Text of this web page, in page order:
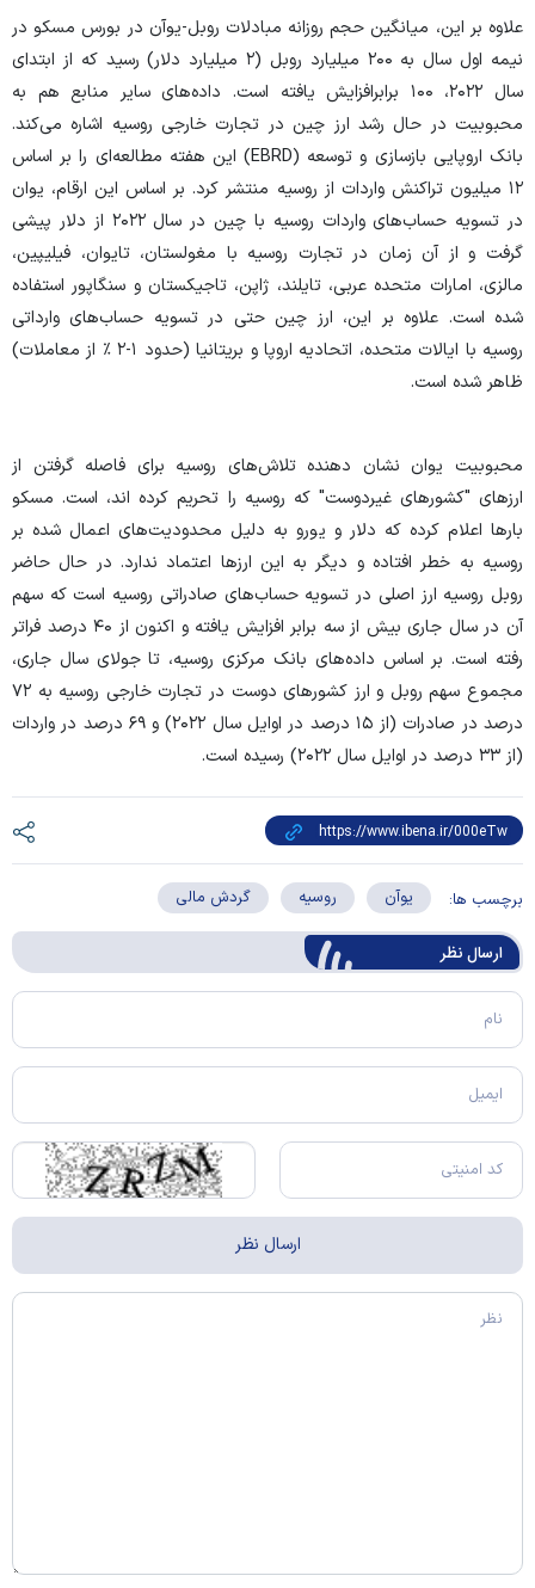
علاوه بر این، میانگین حجم روزانه مبادلات روبل-یوآن در بورس مسکو در
نیمه اول سال به ۲۰۰ میلیارد روبل (۲ میلیارد دلار) رسید که از ابتدای
سال ۲۰۲۲، ۱۰۰ برابرافزایش یافته است. داده‌های سایر منابع هم به
محبوبیت در حال رشد ارز چین در تجارت خارجی روسیه اشاره می‌کند.
بانک اروپایی بازسازی و توسعه (EBRD) این هفته مطالعه‌ای را بر اساس
۱۲ میلیون تراکنش واردات از روسیه منتشر کرد. بر اساس این ارقام، یوان
در تسویه حساب‌های واردات روسیه با چین در سال ۲۰۲۲ از دلار پیشی
گرفت و از آن زمان در تجارت روسیه با مغولستان، تایوان، فیلیپین،
مالزی، امارات متحده عربی، تایلند، ژاپن، تاجیکستان و سنگاپور استفاده
شده است. علاوه بر این، ارز چین حتی در تسویه حساب‌های وارداتی
روسیه با ایالات متحده، اتحادیه اروپا و بریتانیا (حدود ۱-۲ ٪ از معاملات)
ظاهر شده است.
محبوبیت یوان نشان دهنده تلاش‌های روسیه برای فاصله گرفتن از
ارز‌های "کشور‌های غیردوست" که روسیه را تحریم کرده اند، است. مسکو
بار‌ها اعلام کرده که دلار و یورو به دلیل محدودیت‌های اعمال شده بر
روسیه به خطر افتاده و دیگر به این ارز‌ها اعتماد ندارد. در حال حاضر
روبل روسیه ارز اصلی در تسویه حساب‌های صادراتی روسیه است که سهم
آن در سال جاری بیش از سه برابر افزایش یافته و اکنون از ۴۰ درصد فراتر
رفته است. بر اساس داده‌های بانک مرکزی روسیه، تا جولای سال جاری،
مجموع سهم روبل و ارز کشور‌های دوست در تجارت خارجی روسیه به ۷۲
درصد در صادرات (از ۱۵ درصد در اوایل سال ۲۰۲۲) و ۶۹ درصد در واردات
(از ۳۳ درصد در اوایل سال ۲۰۲۲) رسیده است.
برچسب ها: یوآن روسیه گردش مالی
ارسال‌ نظر